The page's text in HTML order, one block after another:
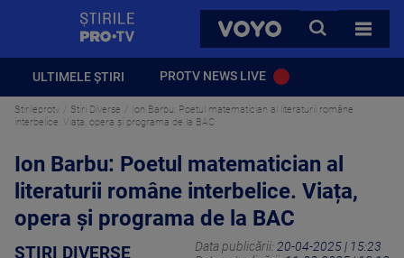
VOYO
CAUTA
TOATE
ULTIMELE ȘTIRI PROTV NEWS LIVE
Stirileprotv Stiri Diverse
Ion Barbu: Poetul matematician al literaturii române
interbelice. Viața, opera și programa de la BAC
Ion Barbu: Poetul matematician al
literaturii române interbelice. Viața,
opera și programa de la BAC
STIRI DIVERSE Data publicării: 20-04-2025 | 15:23